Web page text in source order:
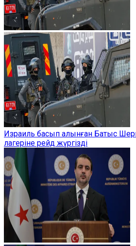
Израиль басып алынған Батыс
лагеріне рейд жүргізді